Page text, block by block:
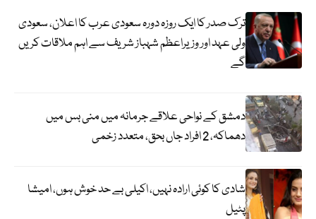
ترک صدر کا ایک روزہ دورہ سعودی عرب کا اعلان، سعودی
ولی عہد اور وزیراعظم شہباز شریف سے اہم ملاقات کریں
گے
دمشق کے نواحی علاقے جرمانہ میں منی بس میں
دھماکہ، 2 افراد جاں بحق، متعدد زخمی
شادی کا کوئی ارادہ نہیں، اکیلی بے حد خوش ہوں، امیشا
پٹیل